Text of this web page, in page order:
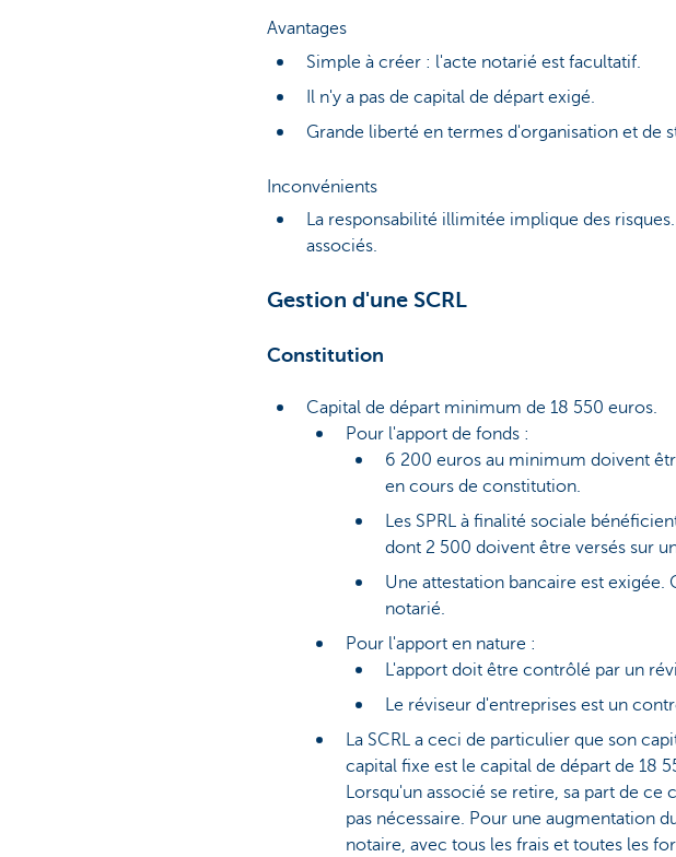
Avantages
Simple à créer : l'acte notarié est facultatif.
Il n'y a pas de capital de départ exigé.
Grande liberté en termes d'organisation et de
Inconvénients
La responsabilité illimitée implique des
associés.
Gestion d'une SCRL
Constitution
Capital de départ minimum de 18 550 euros.
Pour l'apport de fonds :
6 200 euros au minimum doivent
en cours de constitution.
Les SPRL à finalité sociale
dont 2 500 doivent être versés sur
Une attestation bancaire est
notarié.
Pour l'apport en nature :
L'apport doit être contrôlé par un
Le réviseur d'entreprises est un
La SCRL a ceci de particulier que son
capital fixe est le capital de départ de 18
Lorsqu'un associé se retire, sa part de
pas nécessaire. Pour une augmentation
notaire, avec tous les frais et toutes les